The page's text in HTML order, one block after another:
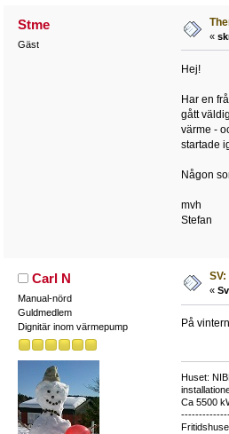
Stme
Gäst
«
Hej!
Har en
gått
värme -
startade
Någon
mvh
Stefan
Carl N
Manual-nörd
Guldmedlem
Dignitär inom värmepump
«
På
Huset:
Ca 5500